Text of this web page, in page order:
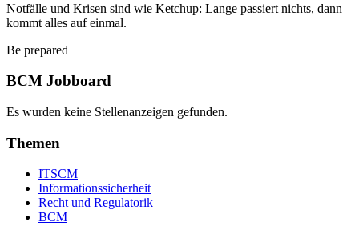
Notfälle und Krisen sind wie Ketchup: Lange passiert nichts, dann
kommt alles auf einmal.
Be prepared
BCM Jobboard
Es wurden keine Stellenanzeigen gefunden.
Themen
ITSCM
Informationssicherheit
Recht und Regulatorik
BCM